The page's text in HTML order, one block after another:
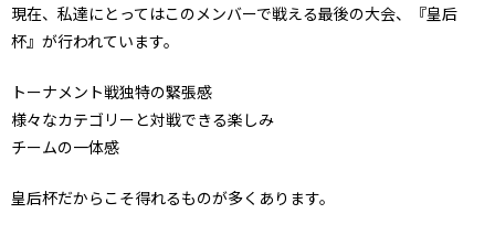
現在、私達にとってはこのメンバーで戦える最後の大会、『皇后
杯』が行われています。
トーナメント戦独特の緊張感
様々なカテゴリーと対戦できる楽しみ
チームの一体感
皇后杯だからこそ得れるものが多くあります。